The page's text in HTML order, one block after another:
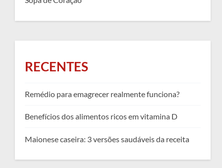
RECENTES
Remédio para emagrecer realmente funciona?
Benefícios dos alimentos ricos em vitamina D
Maionese caseira: 3 versões saudáveis da receita